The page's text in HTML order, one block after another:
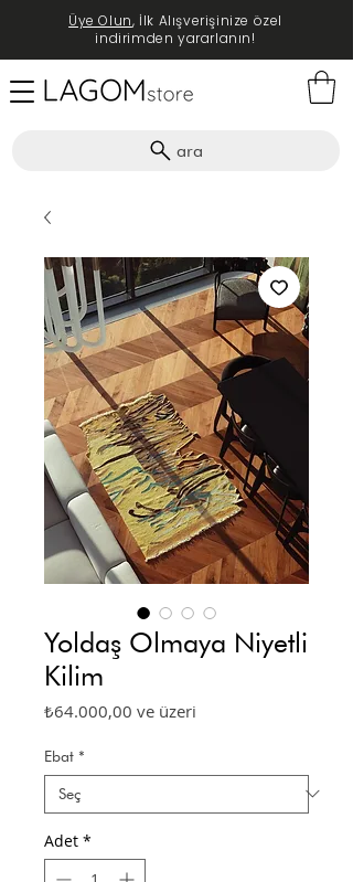
ara
Üye Olun, İlk Alışverişinize özel
indirimden yararlanın!
Yoldaş Olmaya Niyetli
Kilim
₺64.000,00 ve üzeri
Ebat *
Adet *